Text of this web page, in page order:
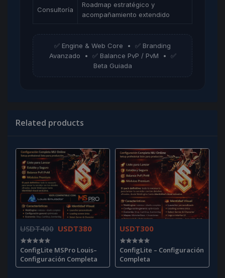
Consultoría
Roadmap estratégico y
acompañamiento extendido
✅ Engine & Web Core • ✅ Branding
Avanzado • ✅ Balance PvP / PvM • ✅
Beta Guiada
Related products
USDT400 USDT380
ConfigLite MSPro Louis–
Configuración Completa
USDT300
ConfigLite – Configuración
Completa